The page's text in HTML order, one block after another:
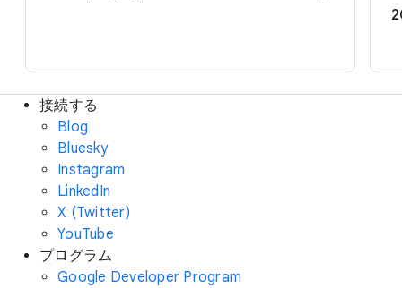
接続する
Blog
Bluesky
Instagram
LinkedIn
X (Twitter)
YouTube
プログラム
Google Developer Program